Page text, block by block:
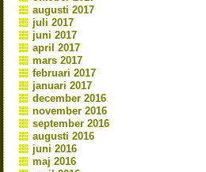
augusti 2017
juli 2017
juni 2017
april 2017
mars 2017
februari 2017
januari 2017
december 2016
november 2016
september 2016
augusti 2016
juni 2016
maj 2016